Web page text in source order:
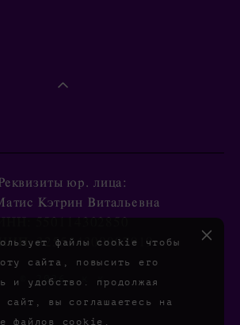
юр. лица:
Кэтрин Витальевна
550114302850
325554300007919
© 2026. к к
файлы cookie чтобы
сайта, повысить его
и удобство. продолжая
сайт, вы соглашаетесь на
файлов cookie.